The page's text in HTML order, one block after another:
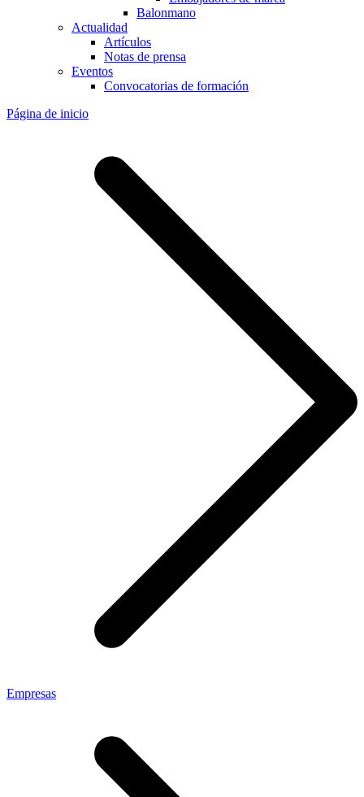
Balonmano
Actualidad
Artículos
Notas de prensa
Eventos
Convocatorias de formación
Página de inicio
Empresas